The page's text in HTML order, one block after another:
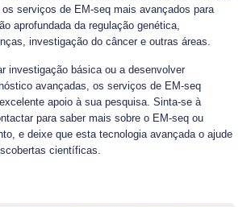
serviços de EM-seq mais avançados para
aprofundada da regulação genética,
investigação do câncer e outras áreas.
investigação básica ou a desenvolver
avançadas, os serviços de EM-seq
apoio à sua pesquisa. Sinta-se à
para saber mais sobre o EM-seq ou
e deixe que esta tecnologia avançada o ajude
científicas.